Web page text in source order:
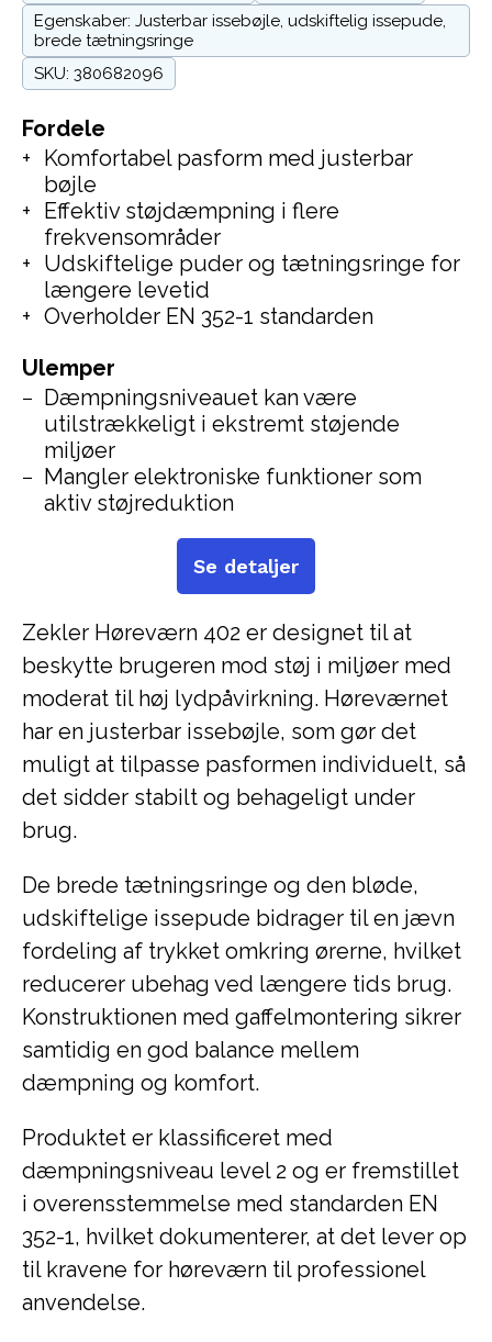
Zekler Høreværn 402 er designet til at
beskytte brugeren mod støj i miljøer med
moderat til høj lydpåvirkning. Høreværnet
har en justerbar issebøjle, som gør det
muligt at tilpasse pasformen individuelt, så
det sidder stabilt og behageligt under
brug.
De brede tætningsringe og den bløde,
udskiftelige issepude bidrager til en jævn
fordeling af trykket omkring ørerne, hvilket
reducerer ubehag ved længere tids brug.
Konstruktionen med gaffelmontering sikrer
samtidig en god balance mellem
dæmpning og komfort.
Produktet er klassificeret med
dæmpningsniveau level 2 og er fremstillet
i overensstemmelse med standarden EN
352-1, hvilket dokumenterer, at det lever op
til kravene for høreværn til professionel
anvendelse.
Fordele
Komfortabel pasform med justerbar
bøjle
Effektiv støjdæmpning i flere
frekvensområder
Udskiftelige puder og tætningsringe for
længere levetid
Overholder EN 352-1 standarden
Ulemper
Dæmpningsniveauet kan være
utilstrækkeligt i ekstremt støjende
miljøer
Mangler elektroniske funktioner som
aktiv støjreduktion
Egenskaber: Justerbar issebøjle, udskiftelig issepude,
brede tætningsringe
SKU: 380682096
Se detaljer